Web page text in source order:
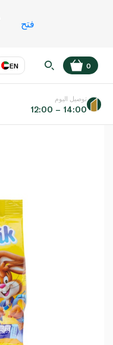
فتح
EN
عر
0
توصيل اليوم
12:00 – 14:00